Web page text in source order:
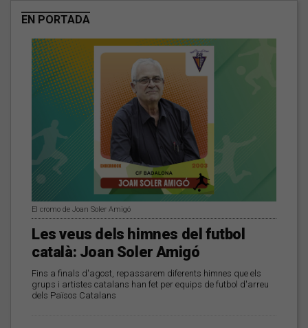
EN PORTADA
El cromo de Joan Soler Amigó
Les veus dels himnes del futbol
català: Joan Soler Amigó
Fins a finals d'agost, repassarem diferents himnes que els
grups i artistes catalans han fet per equips de futbol d'arreu
dels Països Catalans